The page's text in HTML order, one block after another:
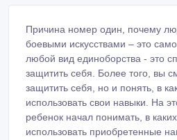
Причина номер один, почему
боевыми искусствами – это
любой вид единоборства - это
защитить себя. Более того, вы
защитить себя, но и понять, в
использовать свои навыки. На
ребенок начал понимать, в
использовать приобретенные